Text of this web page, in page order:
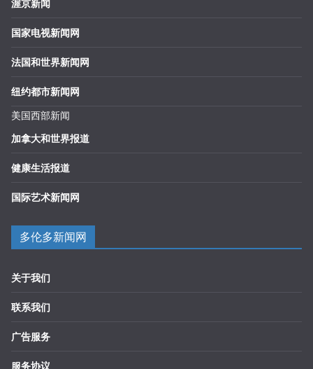
渥京新闻
国家电视新闻网
法国和世界新闻网
纽约都市新闻网
美国西部新闻
加拿大和世界报道
健康生活报道
国际艺术新闻网
多伦多新闻网
关于我们
联系我们
广告服务
服务协议